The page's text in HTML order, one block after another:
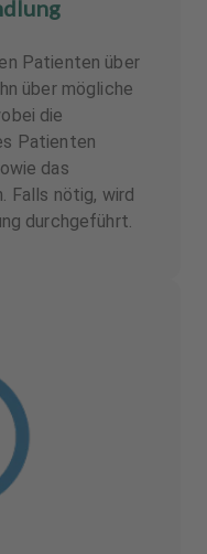
Patienten über
über mögliche
die
Patienten
das
Falls nötig, wird
durchgeführt.